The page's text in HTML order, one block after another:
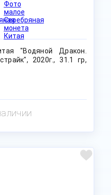
"Водяной Дракон.
2020г., 31.1 гр,